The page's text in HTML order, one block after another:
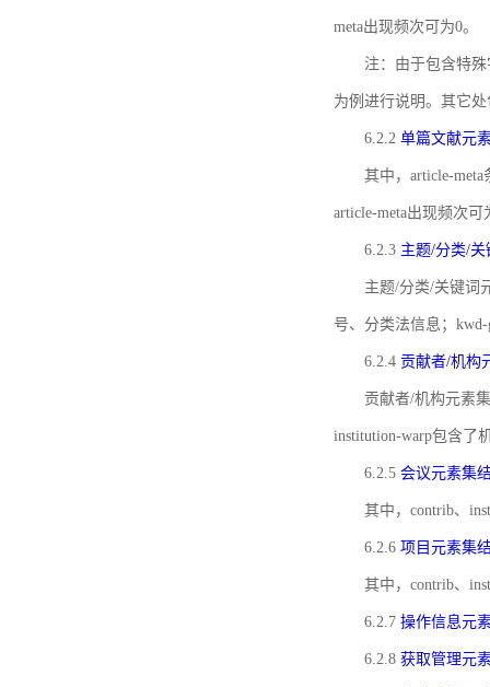
meta出现频次可为0。
注：由于包含特殊
为例进行说明。其它
6.2.2 单篇文献元
其中，article-
article-meta出现频次可
6.2.3 主题/分类/
主题/分类/关键词
号、分类法信息；
6.2.4 贡献者/机构
贡献者/机构元素
institution-warp包含了
6.2.5 会议元素集
其中，contrib、
6.2.6 项目元素集
其中，contrib、
6.2.7 操作信息元
6.2.8 获取管理元